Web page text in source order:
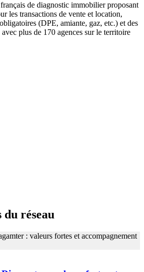
de diagnostic immobilier proposant
les transactions de vente et location,
(DPE, amiante, gaz, etc.) et des
plus de 170 agences sur le territoire
du réseau